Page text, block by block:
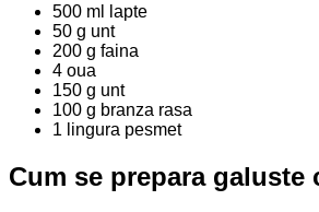
500 ml lapte
50 g unt
200 g faina
4 oua
150 g unt
100 g branza rasa
1 lingura pesmet
Cum se prepara galuste